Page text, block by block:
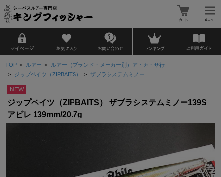
TOP > ルアー > ルアー（ブランド・メーカー別）ア・カ・サ行
> ジップベイツ（ZIPBAITS） > ザブラシステムミノー
NEW
ジップベイツ（ZIPBAITS） ザブラシステムミノー139S
アビレ 139mm/20.7g